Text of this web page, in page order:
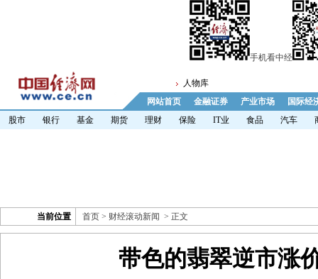
手机看中经
人物库
网站首页
金融证券 产业市场
国际经
股市
银行 基金 期货 理财 保险 IT业 食品 汽车
当前位置 首页 > 财经滚动新闻 > 正文
带色的翡翠逆市涨